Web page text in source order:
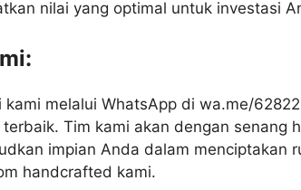
nilai yang optimal untuk investasi
melalui WhatsApp di wa.me/
Tim kami akan dengan senang
impian Anda dalam menciptakan
handcrafted kami.